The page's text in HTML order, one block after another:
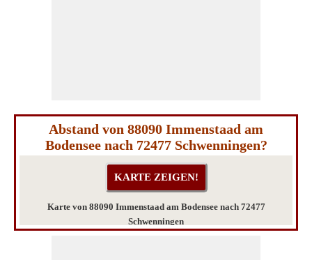
Abstand von 88090 Immenstaad am
Bodensee nach 72477 Schwenningen?
Karte von 88090 Immenstaad am Bodensee nach 72477
Schwenningen